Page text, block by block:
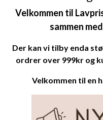
Velkommen til
sammen med
Der kan vi tilby enda
ordrer over 999kr og
Velkommen til en